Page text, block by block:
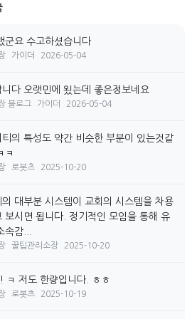
군요 수고하셨습니다
가이더 2026-05-04
니다 오랫민에 욌는데 좋은정보네요
블로그 가이더 2026-05-04
티의 특성도 약간 비슷한 부분이 있는것같
ㅋ
로봇츠 2025-10-20
의 대부분 시스템이 교회의 시스템을 차용
보시면 됩니다. 정기적인 모임을 통해 유
속감...
꿀팁관리소장 2025-10-20
ㅋ 저도 한량입니다. ㅎㅎ
로봇츠 2025-10-19